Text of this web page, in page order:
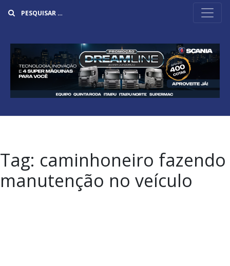
Tag: caminhoneiro fazendo
manutenção no veículo